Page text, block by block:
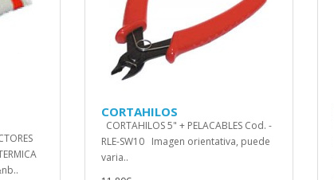
CORTAHILOS
CORTAHILOS 5" + PELACABLES Cod. -
RLE-SW10 Imagen orientativa, puede
varia..